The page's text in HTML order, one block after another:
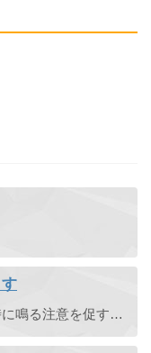
大型トラックがバック（後退）する時に鳴る注意を促すバックブザーです。フォークリフトのバックアラームなど。ボカロがバックしますと言っていますが、もし本当に使われていたら痛車向けですね。声のみの単体版もあ ...